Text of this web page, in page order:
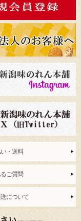
・送料
ご質問
について